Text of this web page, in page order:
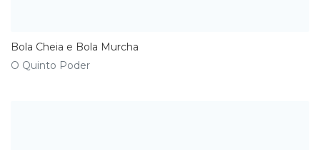
Bola Cheia e Bola Murcha
O Quinto Poder